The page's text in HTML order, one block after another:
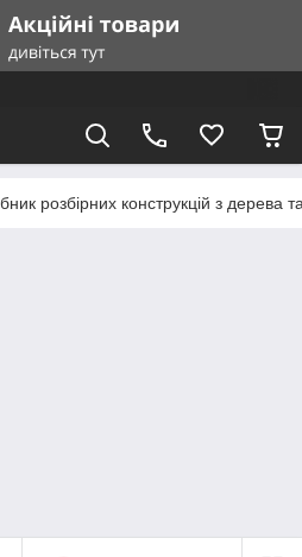
розбірних конструкцій з дерева